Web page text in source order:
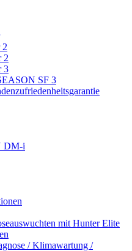
2
2
3
SF 3
DM-i
mit Hunter Elite
/ Klimawartung /